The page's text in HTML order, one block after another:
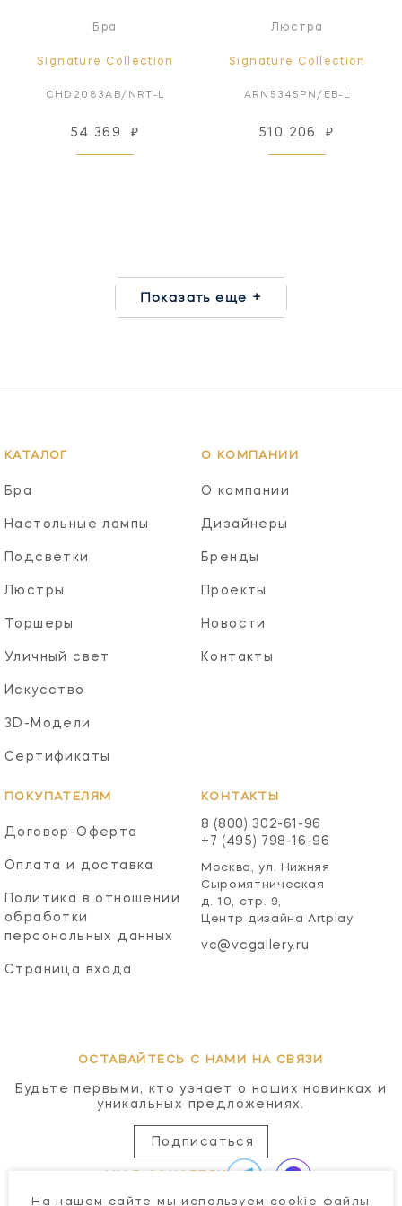
Бра
Signature Collection
CHD2083AB/NRT-L
54 369 ₽
Люстра
Signature Collection
ARN5345PN/EB-L
510 206 ₽
Показать еще +
КАТАЛОГ
Бра
Настольные лампы
Подсветки
Люстры
Торшеры
Уличный свет
Искусство
3D-Модели
Сертификаты
О КОМПАНИИ
О компании
Дизайнеры
Бренды
Проекты
Новости
Контакты
ПОКУПАТЕЛЯМ
Договор-Оферта
Оплата и доставка
Политика в отношении
обработки
персональных данных
Страница входа
КОНТАКТЫ
8 (800) 302-61-96
+7 (495) 798-16-96
Москва, ул. Нижняя
Сыромятническая
д. 10, стр. 9,
Центр дизайна Artplay
vc@vcgallery.ru
ОСТАВАЙТЕСЬ С НАМИ НА СВЯЗИ
Будьте первыми, кто узнает о наших новинках и
уникальных предложениях.
Подписаться
На нашем сайте мы используем cookie файлы